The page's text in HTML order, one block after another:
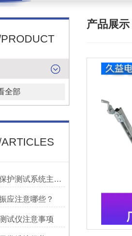
全部
了解多功能继电保护测试系统主要功能，才能更好地使用它
应注意哪些？
试仪注意事项
产品展示